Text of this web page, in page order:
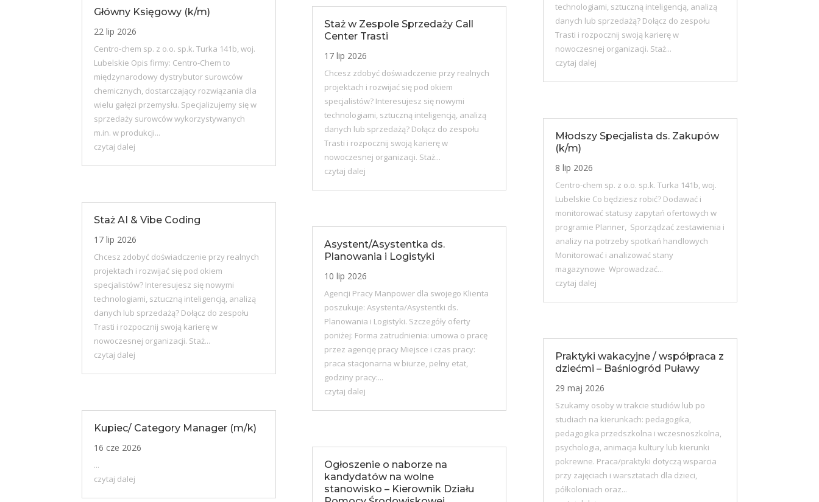
Główny Księgowy (k/m)
22 lip 2026
Centro-chem sp. z o.o. sp.k. Turka 141b, woj.
Lubelskie Opis firmy: Centro-Chem to
międzynarodowy dystrybutor surowców
chemicznych, dostarczający rozwiązania dla
wielu gałęzi przemysłu. Specjalizujemy się w
sprzedaży surowców wykorzystywanych
m.in. w produkcji...
czytaj dalej
Staż AI & Vibe Coding
17 lip 2026
Chcesz zdobyć doświadczenie przy realnych
projektach i rozwijać się pod okiem
specjalistów? Interesujesz się nowymi
technologiami, sztuczną inteligencją, analizą
danych lub sprzedażą? Dołącz do zespołu
Trasti i rozpocznij swoją karierę w
nowoczesnej organizacji. Staż...
czytaj dalej
Kupiec/ Category Manager (m/k)
16 cze 2026
...
czytaj dalej
Staż w Zespole Sprzedaży Call
Center Trasti
17 lip 2026
Chcesz zdobyć doświadczenie przy realnych
projektach i rozwijać się pod okiem
specjalistów? Interesujesz się nowymi
technologiami, sztuczną inteligencją, analizą
danych lub sprzedażą? Dołącz do zespołu
Trasti i rozpocznij swoją karierę w
nowoczesnej organizacji. Staż...
czytaj dalej
Asystent/Asystentka ds.
Planowania i Logistyki
10 lip 2026
Agencji Pracy Manpower dla swojego Klienta
poszukuje: Asystenta/Asystentki ds.
Planowania i Logistyki. Szczegóły oferty
poniżej: Forma zatrudnienia: umowa o pracę
przez agencję pracy Miejsce i czas pracy:
praca stacjonarna w biurze, pełny etat,
godziny pracy:...
czytaj dalej
Ogłoszenie o naborze na
kandydatów na wolne
stanowisko – Kierownik Działu
technologiami, sztuczną inteligencją, analizą
danych lub sprzedażą? Dołącz do zespołu
Trasti i rozpocznij swoją karierę w
nowoczesnej organizacji. Staż...
czytaj dalej
Młodszy Specjalista ds. Zakupów
(k/m)
8 lip 2026
Centro-chem sp. z o.o. sp.k. Turka 141b, woj.
Lubelskie Co będziesz robić? Dodawać i
monitorować statusy zapytań ofertowych w
programie Planner, Sporządzać zestawienia i
analizy na potrzeby spotkań handlowych
Monitorować i analizować stany
magazynowe Wprowadzać...
czytaj dalej
Praktyki wakacyjne / współpraca z
dziećmi – Baśniogród Puławy
29 maj 2026
Szukamy osoby w trakcie studiów lub po
studiach na kierunkach: pedagogika,
pedagogika przedszkolna i wczesnoszkolna,
psychologia, animacja kultury lub kierunki
pokrewne. Praca/praktyki dotyczą wsparcia
przy zajęciach i warsztatach dla dzieci,
półkoloniach oraz...